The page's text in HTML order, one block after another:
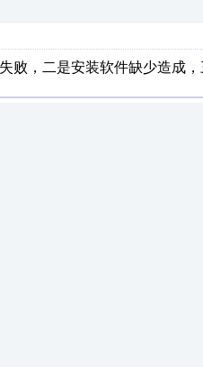
，二是安装软件缺少造成，